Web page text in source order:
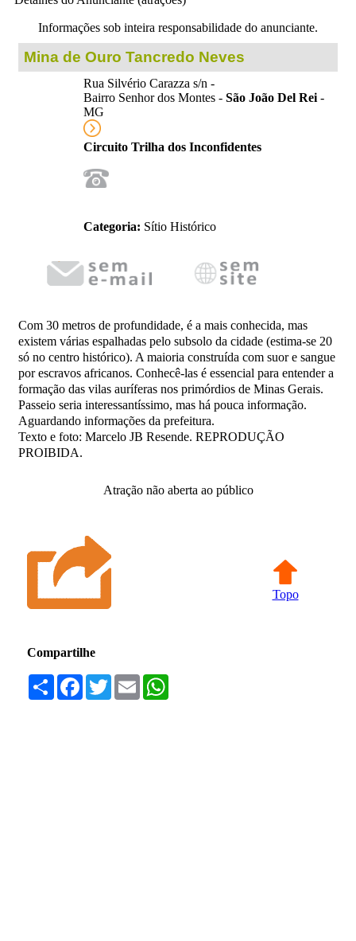
Informações sob inteira responsabilidade do anunciante.
Mina de Ouro Tancredo Neves
Rua Silvério Carazza s/n -
Bairro Senhor dos Montes - São João Del Rei -
MG
Circuito Trilha dos Inconfidentes
Categoria: Sítio Histórico
Com 30 metros de profundidade, é a mais conhecida, mas
existem várias espalhadas pelo subsolo da cidade (estima-se 20
só no centro histórico). A maioria construída com suor e sangue
por escravos africanos. Conhecê-las é essencial para entender a
formação das vilas auríferas nos primórdios de Minas Gerais.
Passeio seria interessantíssimo, mas há pouca informação.
Aguardando informações da prefeitura.
Texto e foto: Marcelo JB Resende. REPRODUÇÃO
PROIBIDA.
Atração não aberta ao público
Topo
Compartilhe
Compartilhar
Facebook
TwitterEmail